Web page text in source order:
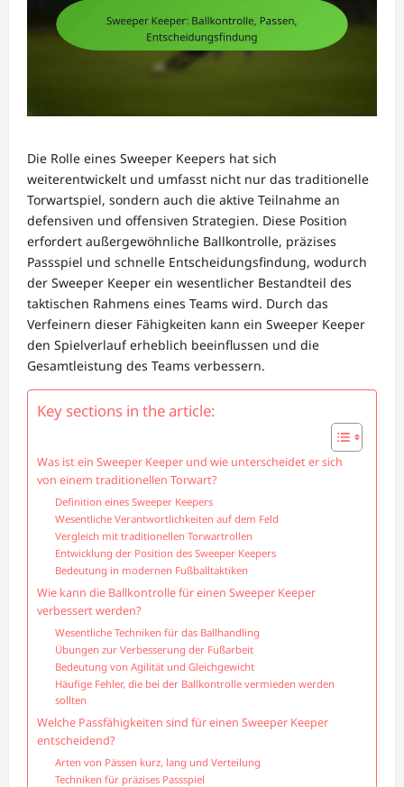
Die Rolle eines Sweeper Keepers hat sich
weiterentwickelt und umfasst nicht nur das traditionelle
Torwartspiel, sondern auch die aktive Teilnahme an
defensiven und offensiven Strategien. Diese Position
erfordert außergewöhnliche Ballkontrolle, präzises
Passspiel und schnelle Entscheidungsfindung, wodurch
der Sweeper Keeper ein wesentlicher Bestandteil des
taktischen Rahmens eines Teams wird. Durch das
Verfeinern dieser Fähigkeiten kann ein Sweeper Keeper
den Spielverlauf erheblich beeinflussen und die
Gesamtleistung des Teams verbessern.
Key sections in the article:
Was ist ein Sweeper Keeper und wie unterscheidet er sich
von einem traditionellen Torwart?
Definition eines Sweeper Keepers
Wesentliche Verantwortlichkeiten auf dem Feld
Vergleich mit traditionellen Torwartrollen
Entwicklung der Position des Sweeper Keepers
Bedeutung in modernen Fußballtaktiken
Wie kann die Ballkontrolle für einen Sweeper Keeper
verbessert werden?
Wesentliche Techniken für das Ballhandling
Übungen zur Verbesserung der Fußarbeit
Bedeutung von Agilität und Gleichgewicht
Häufige Fehler, die bei der Ballkontrolle vermieden werden
sollten
Welche Passfähigkeiten sind für einen Sweeper Keeper
entscheidend?
Arten von Pässen kurz, lang und Verteilung
Techniken für präzises Passspiel